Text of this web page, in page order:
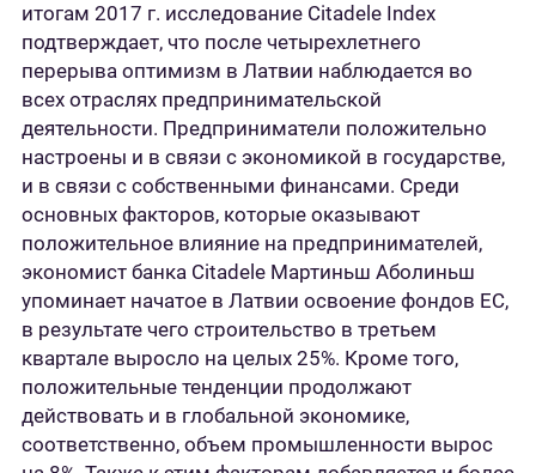
итогам 2017 г. исследование Citadele Index
подтверждает, что после четырехлетнего
перерыва оптимизм в Латвии наблюдается во
всех отраслях предпринимательской
деятельности. Предприниматели положительно
настроены и в связи с экономикой в государстве,
и в связи с собственными финансами. Среди
основных факторов, которые оказывают
положительное влияние на предпринимателей,
экономист банка Citadele Мартиньш Аболиньш
упоминает начатое в Латвии освоение фондов ЕС,
в результате чего строительство в третьем
квартале выросло на целых 25%. Кроме того,
положительные тенденции продолжают
действовать и в глобальной экономике,
соответственно, объем промышленности вырос